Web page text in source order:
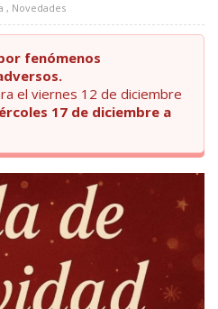
, Novedades
fenómenos
el viernes 12 de diciembre
17 de diciembre a